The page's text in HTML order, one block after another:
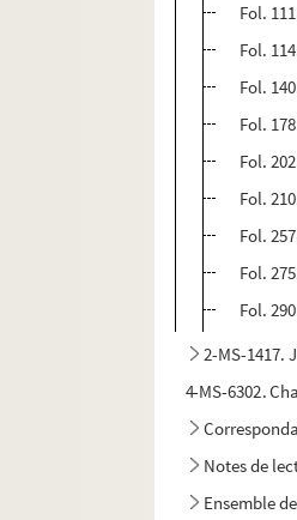
Fol.
Fol.
Fol.
Fol.
Fol.
Fol.
Fol.
Fol.
Fol.
2-MS-1417.
4-MS-6302.
Notes de
Ensemble